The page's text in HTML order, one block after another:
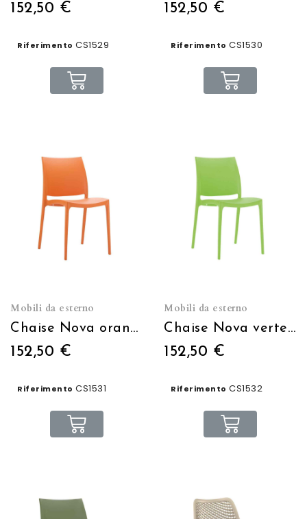
152,50 €
Riferimento CS1529
152,50 €
Riferimento CS1530
Mobili da esterno
Chaise Nova orange empilable
152,50 €
Riferimento CS1531
Mobili da esterno
Chaise Nova verte empilable
152,50 €
Riferimento CS1532